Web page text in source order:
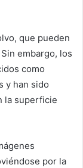
que pueden
embargo, los
como
y han sido
la superficie
por la